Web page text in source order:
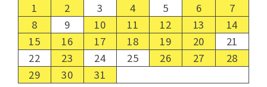
1
2 3 4 5 6
7
8
9 10 11 12 13
14
15
16 17 18 19 20
21
22
23 24 25 26 27
28
29
30 31